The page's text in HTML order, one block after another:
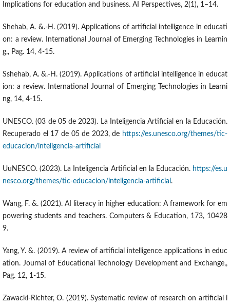
Implications for education and business. AI Perspectives, 2(1), 1–14.
Shehab, A. &.-H. (2019). Applications of artificial intelligence in educati
on: a review. International Journal of Emerging Technologies in Learnin
g,, Pag. 14, 4-15.
Sshehab, A. &.-H. (2019). Applications of artificial intelligence in educat
ion: a review. International Journal of Emerging Technologies in Learni
ng, 14, 4-15.
UNESCO. (03 de 05 de 2023). La Inteligencia Artificial en la Educación.
Recuperado el 17 de 05 de 2023, de https://es.unesco.org/themes/tic-
educacion/inteligencia-artificial
UuNESCO. (2023). La Inteligencia Artificial en la Educación. https://es.u
nesco.org/themes/tic-educacion/inteligencia-artificial .
Wang, F. &. (2021). AI literacy in higher education: A framework for em
powering students and teachers. Computers & Education, 173, 10428
9.
Yang, Y. &. (2019). A review of artificial intelligence applications in educ
ation. Journal of Educational Technology Development and Exchange,,
Pag. 12, 1-15.
Zawacki-Richter, O. (2019). Systematic review of research on artificial i